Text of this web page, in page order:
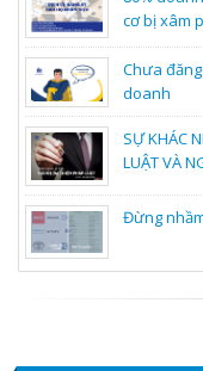
cơ bị xâm
Chưa
doanh
SỰ KHÁC
LUẬT VÀ
Đừng